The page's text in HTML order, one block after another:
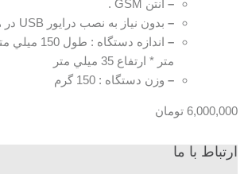
– آنتن GSM .
– بدون نیاز به نصب درایور USB در هر سیستم عامل.
–
متر * ارتفاع 35 ميلي متر
– وزن دستگاه : 150 گرم
6,000,000 تومان
ارتباط با ما